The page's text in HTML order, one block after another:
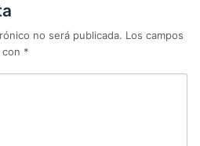
no será publicada. Los campos
*